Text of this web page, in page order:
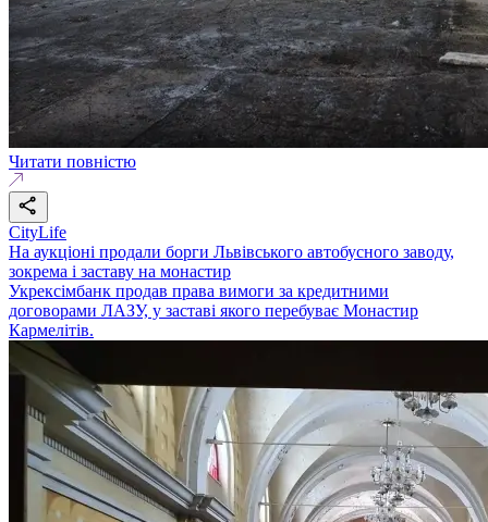
Читати повністю
CityLife
На аукціоні продали борги Львівського автобусного заводу,
зокрема і заставу на монастир
Укрексімбанк продав права вимоги за кредитними
договорами ЛАЗУ, у заставі якого перебуває Монастир
Кармелітів.